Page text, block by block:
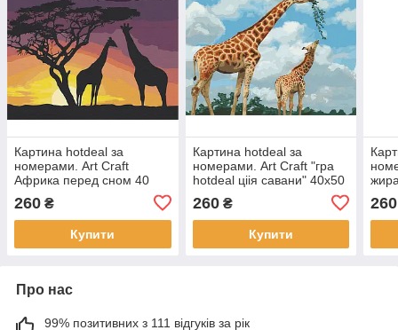
Картина hotdeal за
номерами. Art Craft
Африка перед сном 40
260 ₴
Купити
Картина hotdeal за
номерами. Art Craft "гра
hotdeal ціія савани" 40х50
260₴
Купити
260
Про нас
99% позитивних з 111 відгуків за рік